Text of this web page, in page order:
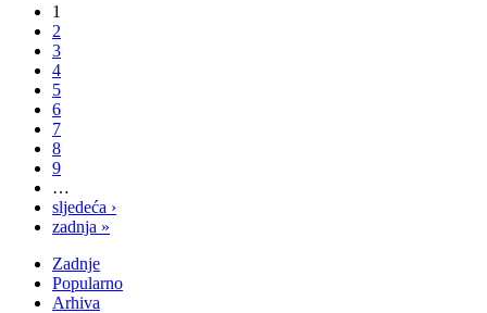
1
2
3
4
5
6
7
8
9
…
sljedeća ›
zadnja »
Zadnje
Popularno
Arhiva